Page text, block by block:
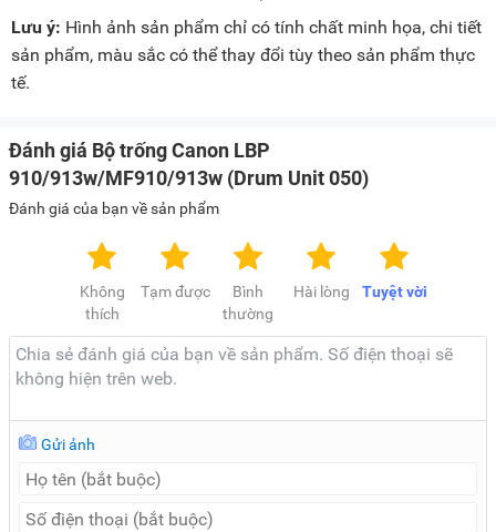
Lưu ý: Hình ảnh sản phẩm chỉ có tính chất minh họa, chi tiết
sản phẩm, màu sắc có thể thay đổi tùy theo sản phẩm thực
tế.
Đánh giá Bộ trống Canon LBP
910/913w/MF910/913w (Drum Unit 050)
Đánh giá của bạn về sản phẩm
Tuyệt vời
Hài lòng
Bình
thường
Tạm được
Không
thích
Gửi ảnh